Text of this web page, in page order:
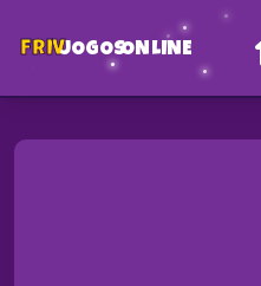
FRIVJOGOSONLINE